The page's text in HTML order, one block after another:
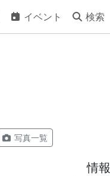
イベント 検索
写真一覧
情報